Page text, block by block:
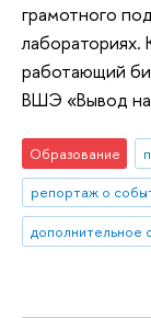
грамотного
лабораториях.
работающий
ВШЭ «Вывод
Образование
репортаж о
дополнительное